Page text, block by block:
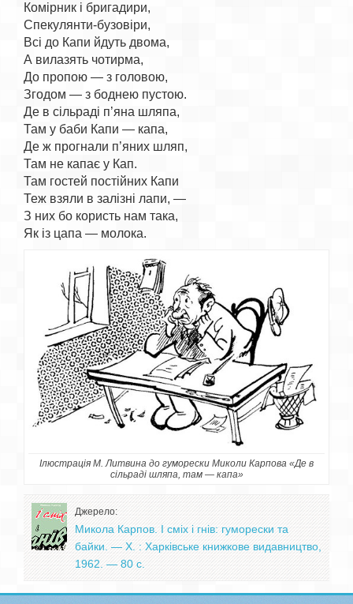
Комірник і бригадири,
Спекулянти-бузовіри,
Всі до Капи йдуть двома,
А вилазять чотирма,
До пропою — з головою,
Згодом — з боднею пустою.
Де в сільраді п’яна шляпа,
Там у баби Капи — капа,
Де ж прогнали п’яних шляп,
Там не капає у Кап.
Там гостей постійних Капи
Теж взяли в залізні лапи, —
З них бо користь нам така,
Ілюстрація М. Литвина до гуморески Миколи Карпова «Де в
сільраді шляпа, там — капа»
Джерело:
Микола Карпов. І сміх і гнів: гуморески та
байки. — Х. : Харківське книжкове видавництво,
1962. — 80 с.